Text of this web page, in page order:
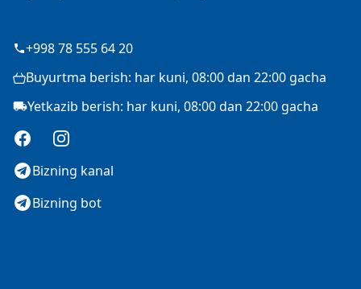
+998 78 555 64 20
Buyurtma berish: har kuni, 08:00 dan 22:00 gacha
Yetkazib berish: har kuni, 08:00 dan 22:00 gacha
FacebookInstagram
Bizning kanal
Bizning bot